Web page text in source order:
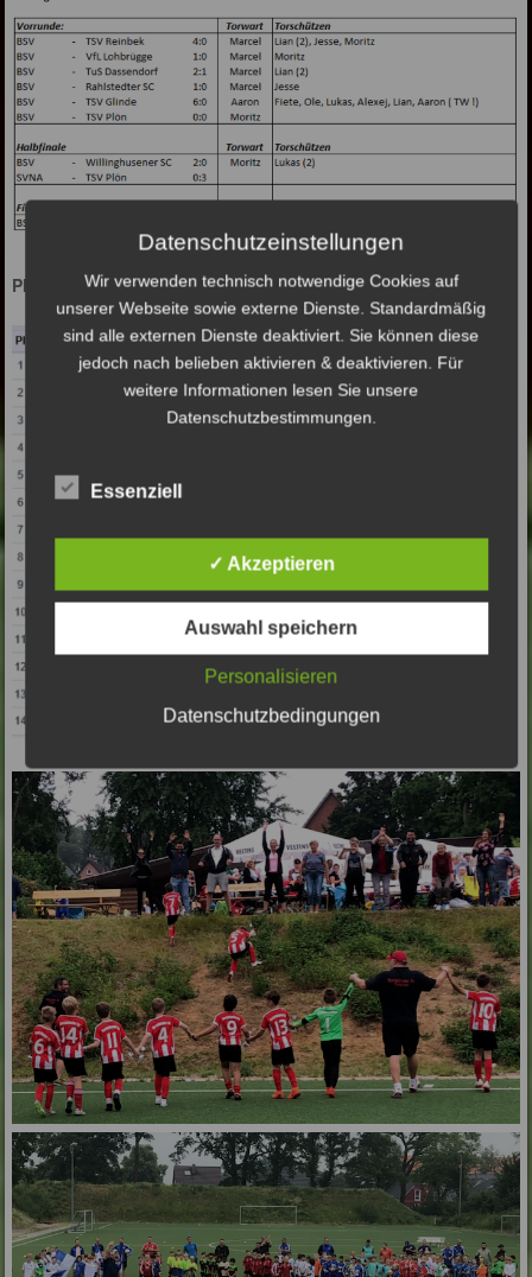
Platzierungen beim Blue Cup 2018
Datenschutzeinstellungen
Wir verwenden technisch notwendige Cookies auf
unserer Webseite sowie externe Dienste. Standardmäßig
sind alle externen Dienste deaktiviert. Sie können diese
jedoch nach belieben aktivieren & deaktivieren. Für
weitere Informationen lesen Sie unsere
Datenschutzbestimmungen.
Essenziell
✓ Akzeptieren
Auswahl speichern
Personalisieren
Datenschutzbedingungen